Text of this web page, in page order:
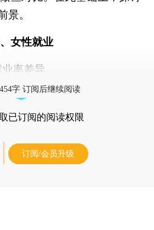
景。
女性就业
率差异
字 订阅后继续阅读
已订阅的阅读权限
订阅/会员升级